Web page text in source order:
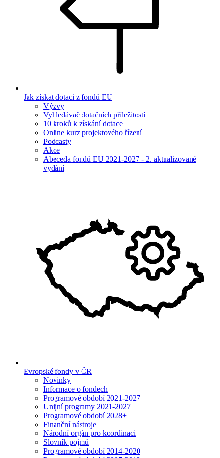
Jak získat dotaci z fondů EU
Výzvy
Vyhledávač dotačních příležitostí
10 kroků k získání dotace
Online kurz projektového řízení
Podcasty
Akce
Abeceda fondů EU 2021-2027 - 2. aktualizované
vydání
Evropské fondy v ČR
Novinky
Informace o fondech
Programové období 2021-2027
Unijní programy 2021-2027
Programové období 2028+
Finanční nástroje
Národní orgán pro koordinaci
Slovník pojmů
Programové období 2014-2020